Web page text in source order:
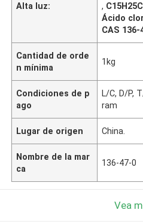
Alta luz:
,
Ácido
CAS 136-
Cantidad de orde
n mínima
1kg
Condiciones de p
ago
L/C, D/P,
ram
Lugar de origen China.
Nombre de la mar
ca
136-47-0
Vea